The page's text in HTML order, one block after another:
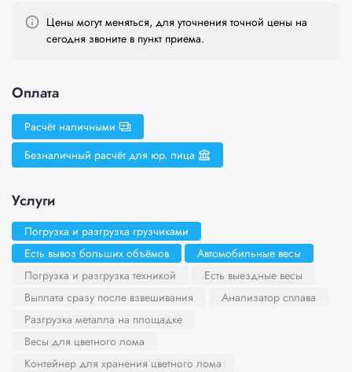
Цены могут меняться, для уточнения точной цены на
сегодня звоните в пункт приема.
Оплата
Расчёт наличными
Безналичный расчёт для юр. лица
Услуги
Погрузка и разгрузка грузчиками
Есть вывоз больших объёмов
Автомобильные весы
Погрузка и разгрузка техникой
Есть выездные весы
Выплата сразу после взвешивания
Анализатор сплава
Разгрузка металла на площадке
Весы для цветного лома
Контейнер для хранения цветного лома